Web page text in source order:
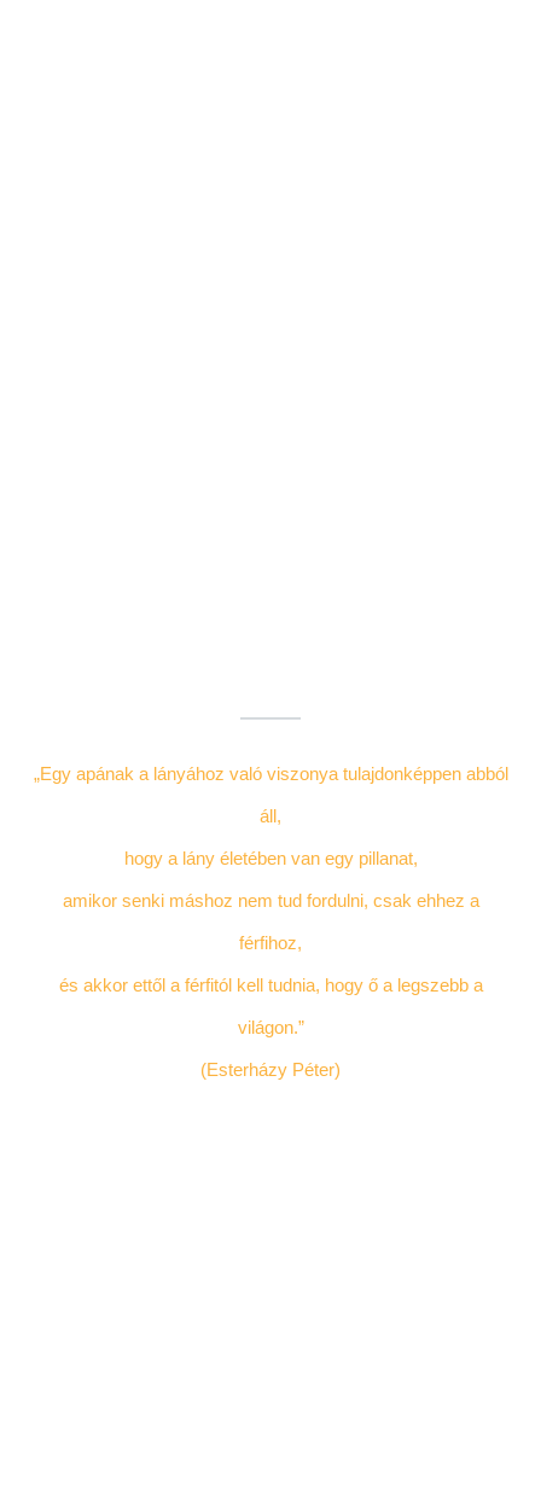
„Egy apának a lányához való viszonya tulajdonképpen abból
áll,
hogy a lány életében van egy pillanat,
amikor senki máshoz nem tud fordulni, csak ehhez a
férfihoz,
és akkor ettől a férfitól kell tudnia, hogy ő a legszebb a
világon.”
(Esterházy Péter)